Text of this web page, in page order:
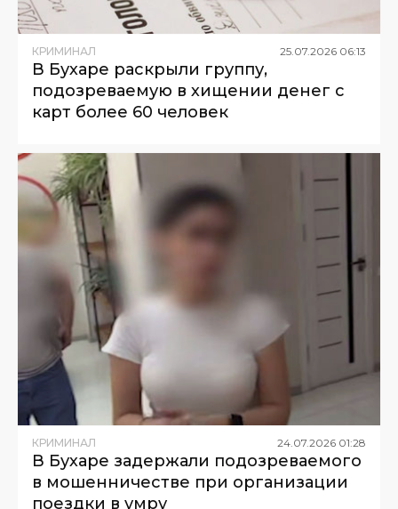
КРИМИНАЛ 25.07.2026 06:13
В Бухаре раскрыли группу,
подозреваемую в хищении денег с
карт более 60 человек
КРИМИНАЛ 24.07.2026 01:28
В Бухаре задержали подозреваемого
в мошенничестве при организации
поездки в умру